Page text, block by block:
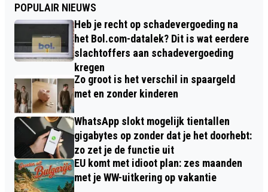
POPULAIR NIEUWS
Heb je recht op schadevergoeding na
het Bol.com-datalek? Dit is wat eerdere
slachtoffers aan schadevergoeding
kregen
Zo groot is het verschil in spaargeld
met en zonder kinderen
WhatsApp slokt mogelijk tientallen
gigabytes op zonder dat je het doorhebt:
zo zet je de functie uit
EU komt met idioot plan: zes maanden
met je WW-uitkering op vakantie